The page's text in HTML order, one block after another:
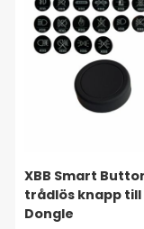
XBB Smart
trådlös knapp till
Dongle